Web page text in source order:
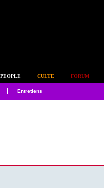
PEOPLE CULTE FORUM
Entretiens